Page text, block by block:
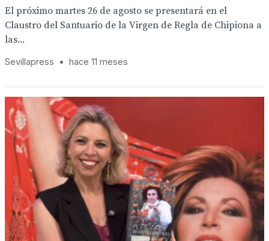
El próximo martes 26 de agosto se presentará en el
Claustro del Santuario de la Virgen de Regla de Chipiona a
las...
Sevillapress • hace 11 meses